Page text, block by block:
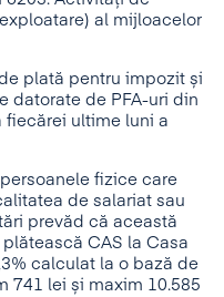
al mijloacelor
plată pentru impozit și
datorate de PFA-uri din
fiecărei ultime luni a
fizice care
de salariat sau
prevăd că această
CAS la Casa
calculat la o bază de
741 lei și maxim 10.585